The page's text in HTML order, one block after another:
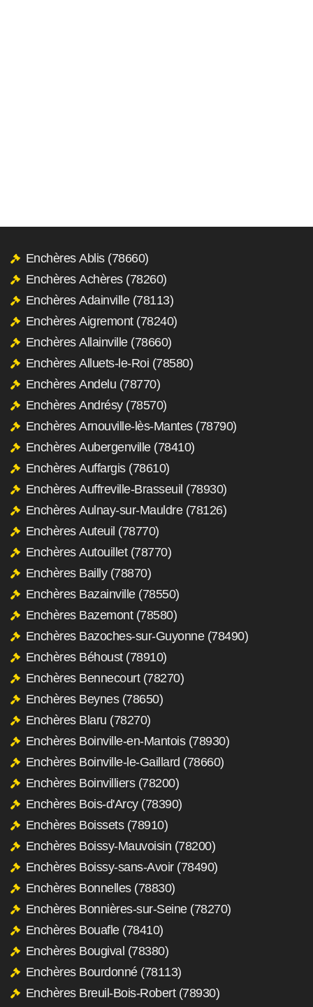
Enchères Ablis (78660)
Enchères Achères (78260)
Enchères Adainville (78113)
Enchères Aigremont (78240)
Enchères Allainville (78660)
Enchères Alluets-le-Roi (78580)
Enchères Andelu (78770)
Enchères Andrésy (78570)
Enchères Arnouville-lès-Mantes (78790)
Enchères Aubergenville (78410)
Enchères Auffargis (78610)
Enchères Auffreville-Brasseuil (78930)
Enchères Aulnay-sur-Mauldre (78126)
Enchères Auteuil (78770)
Enchères Autouillet (78770)
Enchères Bailly (78870)
Enchères Bazainville (78550)
Enchères Bazemont (78580)
Enchères Bazoches-sur-Guyonne (78490)
Enchères Béhoust (78910)
Enchères Bennecourt (78270)
Enchères Beynes (78650)
Enchères Blaru (78270)
Enchères Boinville-en-Mantois (78930)
Enchères Boinville-le-Gaillard (78660)
Enchères Boinvilliers (78200)
Enchères Bois-d'Arcy (78390)
Enchères Boissets (78910)
Enchères Boissy-Mauvoisin (78200)
Enchères Boissy-sans-Avoir (78490)
Enchères Bonnelles (78830)
Enchères Bonnières-sur-Seine (78270)
Enchères Bouafle (78410)
Enchères Bougival (78380)
Enchères Bourdonné (78113)
Enchères Breuil-Bois-Robert (78930)